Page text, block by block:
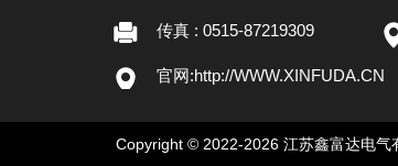
传真 : 0515-87219309
官网:http://WWW.XINFUDA.CN
Copyright © 2022-2026 江苏鑫富达电气